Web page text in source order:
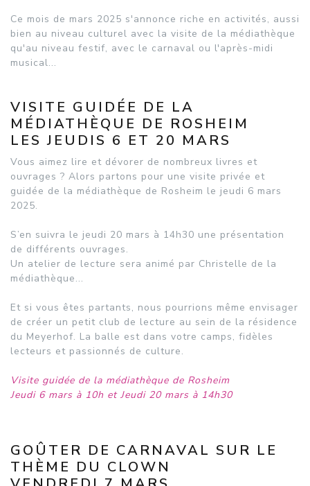
Ce mois de mars 2025 s'annonce riche en activités, aussi
bien au niveau culturel avec la visite de la médiathèque
qu'au niveau festif, avec le carnaval ou l'après-midi
musical...
VISITE GUIDÉE DE LA
MÉDIATHÈQUE DE ROSHEIM
LES JEUDIS 6 ET 20 MARS
Vous aimez lire et dévorer de nombreux livres et
ouvrages ? Alors partons pour une visite privée et
guidée de la médiathèque de Rosheim le jeudi 6 mars
2025.
S’en suivra le jeudi 20 mars à 14h30 une présentation
de différents ouvrages.
Un atelier de lecture sera animé par Christelle de la
médiathèque...
Et si vous êtes partants, nous pourrions même envisager
de créer un petit club de lecture au sein de la résidence
du Meyerhof. La balle est dans votre camps, fidèles
lecteurs et passionnés de culture.
Visite guidée de la médiathèque de Rosheim
Jeudi 6 mars à 10h et Jeudi 20 mars à 14h30
GOÛTER DE CARNAVAL SUR LE
THÈME DU CLOWN